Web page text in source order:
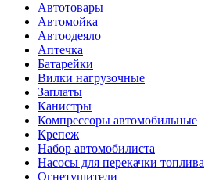
Автотовары
Автомойка
Автоодеяло
Аптечка
Батарейки
Вилки нагрузочные
Заплаты
Канистры
Компрессоры автомобильные
Крепеж
Набор автомобилиста
Насосы для перекачки топлива
Огнетушители